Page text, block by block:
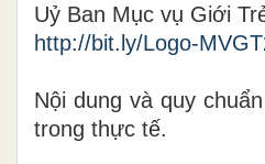
Uỷ Ban Mục vụ Giới
http://bit.ly/Logo-
Nội dung và quy
trong thực tế.